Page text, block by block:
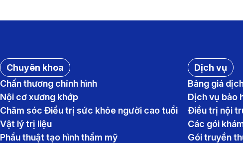
Chuyên khoa
Chấn thương chỉnh hình
Nội cơ xương khớp
Chăm sóc Điều trị sức khỏe người cao tuổi
Vật lý trị liệu
Phẩu thuật tạo hình thẩm mỹ
Dịch vụ
Bảng giá
Dịch vụ bảo
Điều trị nội
Các gói
Gói truyền